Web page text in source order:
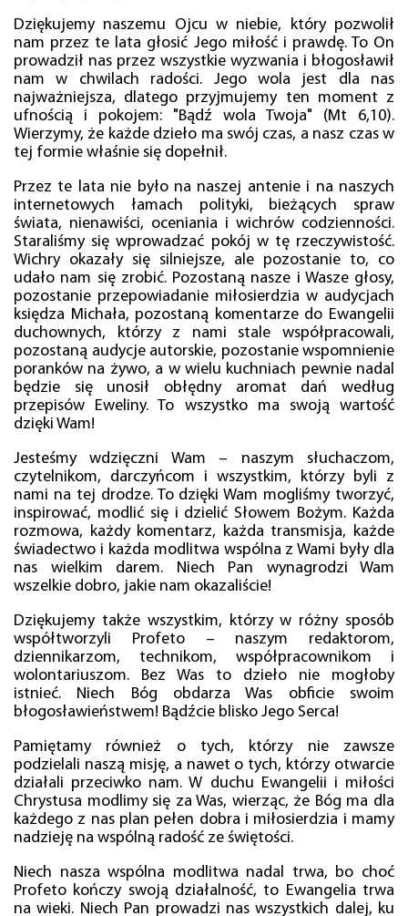
Dziękujemy naszemu Ojcu w niebie, który pozwolił
nam przez te lata głosić Jego miłość i prawdę. To On
prowadził nas przez wszystkie wyzwania i błogosławił
nam w chwilach radości. Jego wola jest dla nas
najważniejsza, dlatego przyjmujemy ten moment z
ufnością i pokojem: "Bądź wola Twoja" (Mt 6,10).
Wierzymy, że każde dzieło ma swój czas, a nasz czas w
tej formie właśnie się dopełnił.
Przez te lata nie było na naszej antenie i na naszych
internetowych łamach polityki, bieżących spraw
świata, nienawiści, oceniania i wichrów codzienności.
Staraliśmy się wprowadzać pokój w tę rzeczywistość.
Wichry okazały się silniejsze, ale pozostanie to, co
udało nam się zrobić. Pozostaną nasze i Wasze głosy,
pozostanie przepowiadanie miłosierdzia w audycjach
księdza Michała, pozostaną komentarze do Ewangelii
duchownych, którzy z nami stale współpracowali,
pozostaną audycje autorskie, pozostanie wspomnienie
poranków na żywo, a w wielu kuchniach pewnie nadal
będzie się unosił obłędny aromat dań według
przepisów Eweliny. To wszystko ma swoją wartość
dzięki Wam!
Jesteśmy wdzięczni Wam – naszym słuchaczom,
czytelnikom, darczyńcom i wszystkim, którzy byli z
nami na tej drodze. To dzięki Wam mogliśmy tworzyć,
inspirować, modlić się i dzielić Słowem Bożym. Każda
rozmowa, każdy komentarz, każda transmisja, każde
świadectwo i każda modlitwa wspólna z Wami były dla
nas wielkim darem. Niech Pan wynagrodzi Wam
wszelkie dobro, jakie nam okazaliście!
Dziękujemy także wszystkim, którzy w różny sposób
współtworzyli Profeto – naszym redaktorom,
dziennikarzom, technikom, współpracownikom i
wolontariuszom. Bez Was to dzieło nie mogłoby
istnieć. Niech Bóg obdarza Was obficie swoim
błogosławieństwem! Bądźcie blisko Jego Serca!
Pamiętamy również o tych, którzy nie zawsze
podzielali naszą misję, a nawet o tych, którzy otwarcie
działali przeciwko nam. W duchu Ewangelii i miłości
Chrystusa modlimy się za Was, wierząc, że Bóg ma dla
każdego z nas plan pełen dobra i miłosierdzia i mamy
nadzieję na wspólną radość ze świętości.
Niech nasza wspólna modlitwa nadal trwa, bo choć
Profeto kończy swoją działalność, to Ewangelia trwa
na wieki. Niech Pan prowadzi nas wszystkich dalej, ku